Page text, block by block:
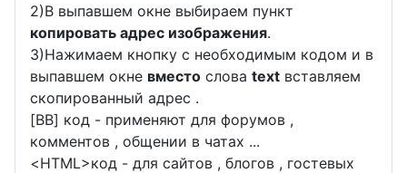
2)В выпавшем окне выбираем пункт
копировать адрес изображения.
3)Нажимаем кнопку с необходимым кодом и в
выпавшем окне вместо слова text вставляем
скопированный адрес .
[BB] код - применяют для форумов ,
комментов , общении в чатах ...
<HTML>код - для сайтов , блогов , гостевых